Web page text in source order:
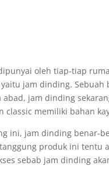
oleh tiap-tiap
jam dinding.
jam dinding
classic memiliki bahan
ini, jam dinding benar-
produk ini tentu
sebab jam dinding